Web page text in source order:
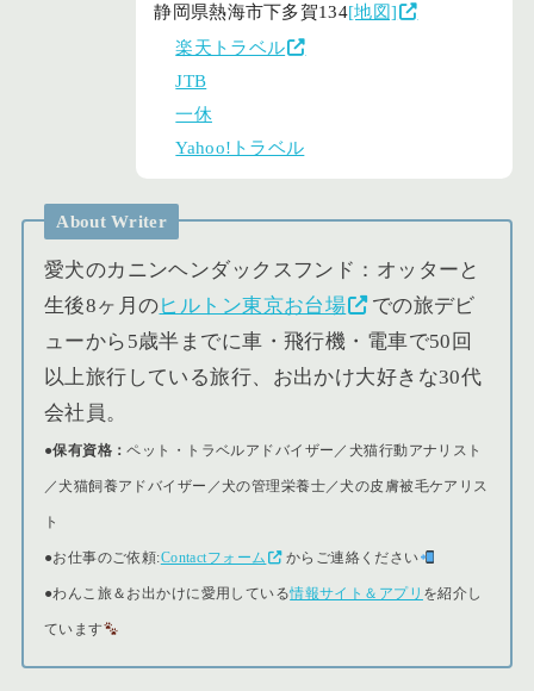
静岡県熱海市下多賀134[地図]
楽天トラベル
JTB
一休
Yahoo!トラベル
About Writer
愛犬のカニンヘンダックスフンド：オッターと
生後8ヶ月のヒルトン東京お台場
での旅デビ
ューから5歳半までに車・飛行機・電車で50回
以上旅行している旅行、お出かけ大好きな30代
会社員。
●保有資格：ペット・トラベルアドバイザー／犬猫行動アナリスト
／犬猫飼養アドバイザー／犬の管理栄養士／犬の皮膚被毛ケアリス
ト
●お仕事のご依頼:Contactフォーム からご連絡ください
●わんこ旅＆お出かけに愛用している情報サイト＆アプリ を紹介し
ています